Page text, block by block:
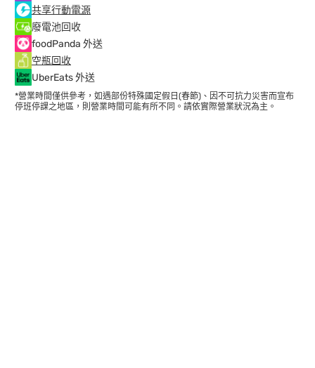
共享行動電源
廢電池回收
foodPanda 外送
空瓶回收
UberEats 外送
*營業時間僅供參考，如遇部份特殊國定假日(春節)、因不可抗力災害而宣布
停班停課之地區，則營業時間可能有所不同。請依實際營業狀況為主。